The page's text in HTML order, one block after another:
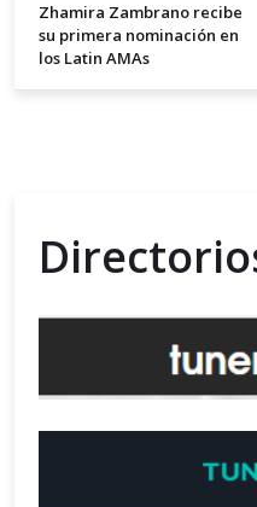
Zhamira Zambrano recibe
su primera nominación en
los Latin AMAs